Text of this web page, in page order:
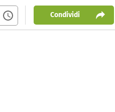
Condividi